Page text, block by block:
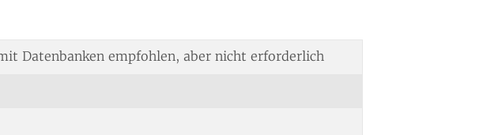
Datenbanken empfohlen, aber nicht erforderlich